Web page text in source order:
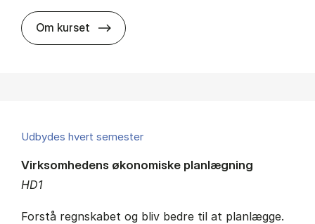
Om kurset about
Udbydes hvert semester
HD1
Virksomhedens økonomiske planlægning
Forstå regnskabet og bliv bedre til at planlægge.